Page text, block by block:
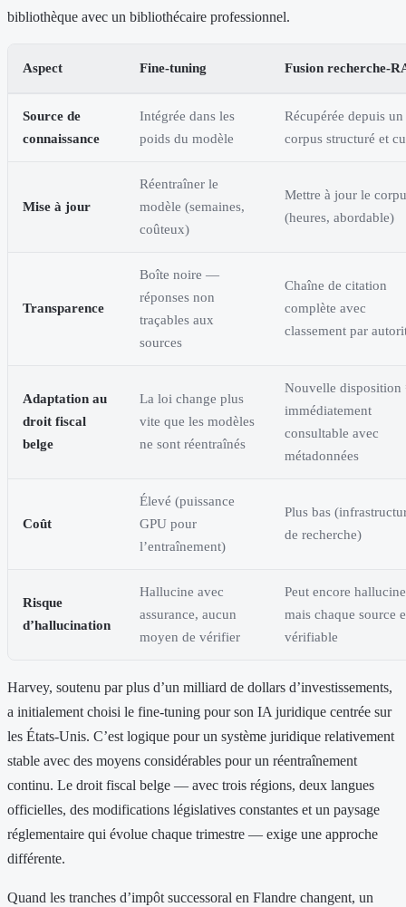
bibliothèque avec un bibliothécaire professionnel.
Aspect Fine-tuning Fusion recherche-
Source de
connaissance
Intégrée dans les
poids du modèle
Récupérée depuis un
corpus structuré et
Mise à jour
Réentraîner le
modèle (semaines,
coûteux)
Mettre à jour le
(heures, abordable)
Transparence
Boîte noire —
réponses non
traçables aux
sources
Chaîne de citation
complète avec
classement par
Adaptation au
droit fiscal
belge
La loi change plus
vite que les modèles
ne sont réentraînés
Nouvelle disposition
immédiatement
consultable avec
métadonnées
Coût
Élevé (puissance
GPU pour
l’entraînement)
Plus bas
de recherche)
Risque
d’hallucination
Hallucine avec
assurance, aucun
moyen de vérifier
Peut encore
mais chaque source
vérifiable
Harvey, soutenu par plus d’un milliard de dollars d’investissements,
a initialement choisi le fine-tuning pour son IA juridique centrée sur
les États-Unis. C’est logique pour un système juridique relativement
stable avec des moyens considérables pour un réentraînement
continu. Le droit fiscal belge — avec trois régions, deux langues
officielles, des modifications législatives constantes et un paysage
réglementaire qui évolue chaque trimestre — exige une approche
différente.
Quand les tranches d’impôt successoral en Flandre changent, un